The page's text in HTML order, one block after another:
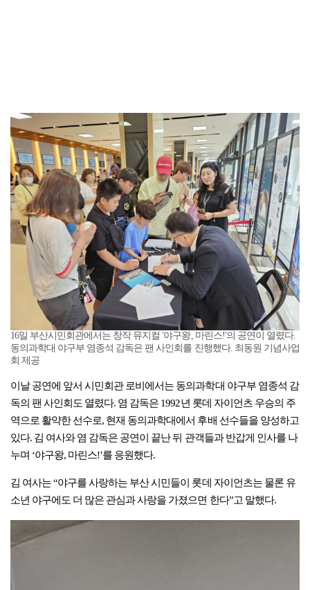
16일 부산시민회관에서는 창작 뮤지컬 '야구왕, 마린스!'의 공연이 열렸다.
동의과학대 야구부 염종석 감독은 팬 사인회를 진행했다. 최동원 기념사업
회 제공
이날 공연에 앞서 시민회관 로비에서는 동의과학대 야구부 염종석 감
독의 팬 사인회도 열렸다. 염 감독은 1992년 롯데 자이언츠 우승의 주
역으로 활약한 선수로, 현재 동의과학대에서 후배 선수들을 양성하고
있다. 김 여사와 염 감독은 공연이 끝난 뒤 관객들과 반갑게 인사를 나
누며 ‘야구왕, 마린스!’를 응원했다.
김 여사는 “야구를 사랑하는 부산 시민들이 롯데 자이언츠는 물론 유
소년 야구에도 더 많은 관심과 사랑을 가졌으면 한다”고 말했다.